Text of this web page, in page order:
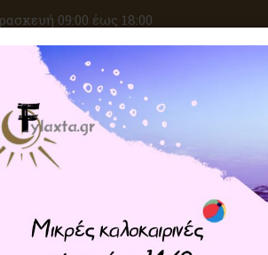
09:00 έως 18:00